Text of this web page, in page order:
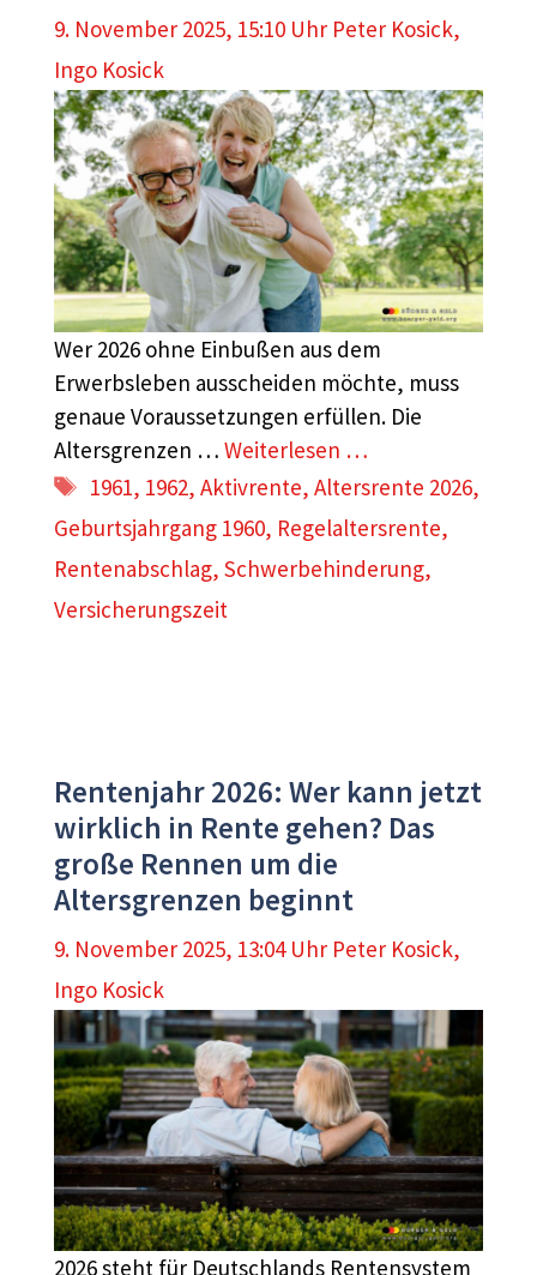
9. November 2025, 15:10 Uhr Peter Kosick,
Ingo Kosick
Wer 2026 ohne Einbußen aus dem
Erwerbsleben ausscheiden möchte, muss
genaue Voraussetzungen erfüllen. Die
Altersgrenzen … Weiterlesen …
Schlagwörter
1961, 1962,Aktivrente,Altersrente 2026,
Geburtsjahrgang 1960, Regelaltersrente,
Rentenabschlag, Schwerbehinderung,
Versicherungszeit
Rentenjahr 2026: Wer kann jetzt
wirklich in Rente gehen? Das
große Rennen um die
Altersgrenzen beginnt
9. November 2025, 13:04 Uhr Peter Kosick,
Ingo Kosick
2026 steht für Deutschlands Rentensystem